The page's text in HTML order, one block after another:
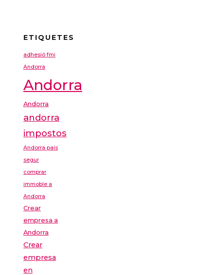
ETIQUETES
adhesió fmi
Andorra
Andorra
Andorra
andorra
impostos
Andorra país
segur
comprar
immoble a
Andorra
Crear
empresa a
Andorra
Crear
empresa
en